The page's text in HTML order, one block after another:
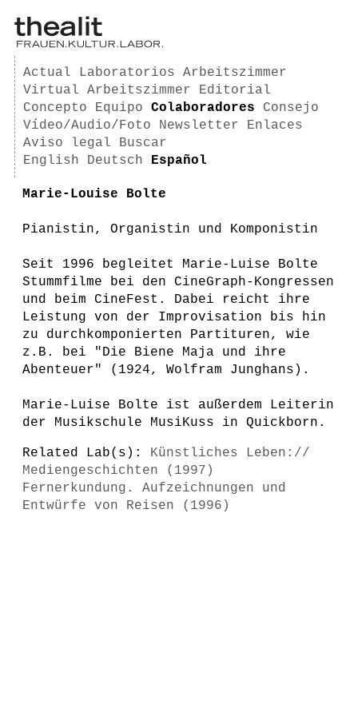
Actual Laboratorios
Arbeitszimmer
Virtual Arbeitszimmer
Editorial
Concepto
Equipo Colaboradores
Consejo
Vídeo/Audio/Foto
Newsletter
Enlaces
Aviso legal
Buscar
English
Deutsch Español
Marie-Louise Bolte
Pianistin, Organistin und Komponistin
Seit 1996 begleitet Marie-Luise Bolte
Stummfilme bei den CineGraph-Kongressen
und beim CineFest. Dabei reicht ihre
Leistung von der Improvisation bis hin
zu durchkomponierten Partituren, wie
z.B. bei "Die Biene Maja und ihre
Abenteuer" (1924, Wolfram Junghans).
Marie-Luise Bolte ist außerdem Leiterin
der Musikschule MusiKuss in Quickborn.
Related Lab(s): Künstliches Leben://
Mediengeschichten (1997)
Fernerkundung. Aufzeichnungen und
Entwürfe von Reisen (1996)